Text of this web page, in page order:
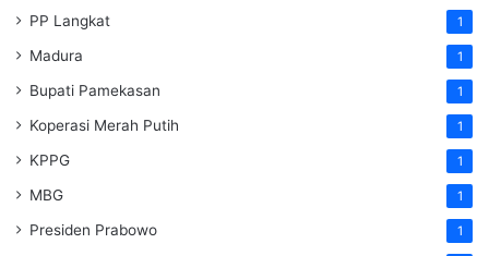
PP Langkat 1
Madura 1
Bupati Pamekasan 1
Koperasi Merah Putih 1
KPPG 1
MBG 1
Presiden Prabowo 1